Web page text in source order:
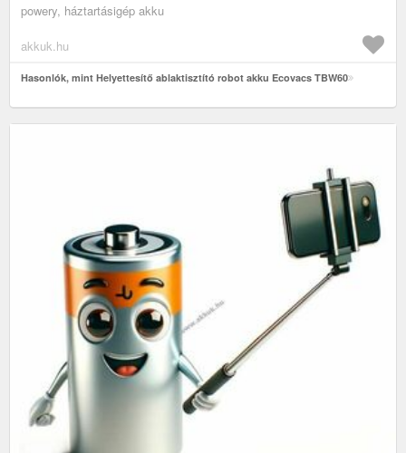
powery, háztartásigép akku
akkuk.hu
Hasonlók, mint Helyettesítő ablaktisztító robot akku Ecovacs TBW60